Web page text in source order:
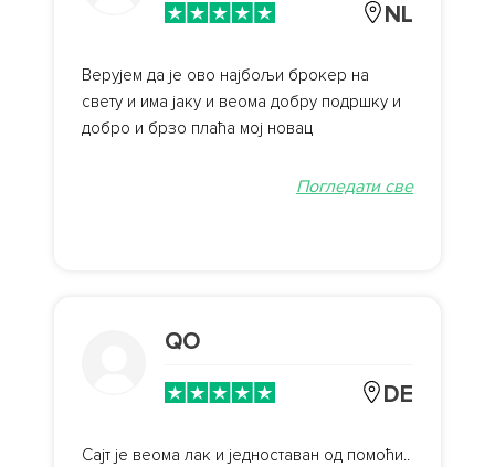
NL
Верујем да је ово најбољи брокер на
свету и има јаку и веома добру подршку и
добро и брзо плаћа мој новац
Погледати све
QO
DE
Сајт је веома лак и једноставан од помоћи..